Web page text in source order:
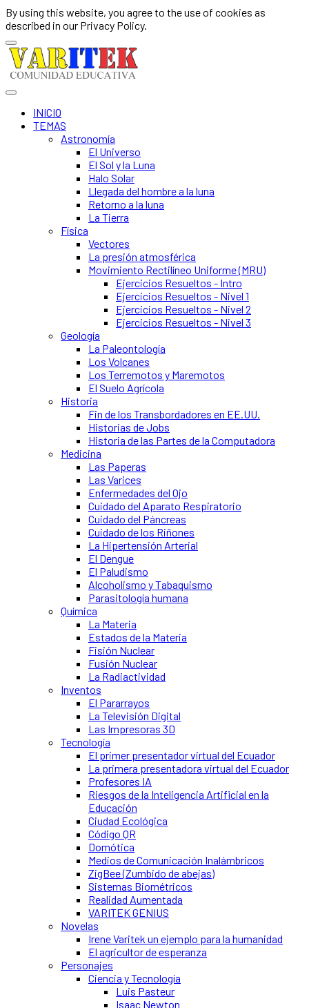
By using this website, you agree to the use of cookies as
described in our Privacy Policy.
INICIO
TEMAS
Astronomía
El Universo
El Sol y la Luna
Halo Solar
Llegada del hombre a la luna
Retorno a la luna
La Tierra
Física
Vectores
La presión atmosférica
Movimiento Rectilíneo Uniforme (MRU)
Ejercicios Resueltos - Intro
Ejercicios Resueltos - Nivel 1
Ejercicios Resueltos - Nivel 2
Ejercicios Resueltos - Nivel 3
Geología
La Paleontología
Los Volcanes
Los Terremotos y Maremotos
El Suelo Agrícola
Historia
Fin de los Transbordadores en EE.UU.
Historias de Jobs
Historia de las Partes de la Computadora
Medicina
Las Paperas
Las Varices
Enfermedades del Ojo
Cuidado del Aparato Respiratorio
Cuidado del Páncreas
Cuidado de los Riñones
La Hipertensión Arterial
El Dengue
El Paludismo
Alcoholismo y Tabaquismo
Parasitología humana
Química
La Materia
Estados de la Materia
Fisión Nuclear
Fusión Nuclear
La Radiactividad
Inventos
El Pararrayos
La Televisión Digital
Las Impresoras 3D
Tecnología
El primer presentador virtual del Ecuador
La primera presentadora virtual del Ecuador
Profesores IA
Riesgos de la Inteligencia Artificial en la
Educación
Ciudad Ecológica
Código QR
Domótica
Medios de Comunicación Inalámbricos
ZigBee (Zumbido de abejas)
Sistemas Biométricos
Realidad Aumentada
VARITEK GENIUS
Novelas
Irene Varitek un ejemplo para la humanidad
El agricultor de esperanza
Personajes
Ciencia y Tecnología
Luis Pasteur
Isaac Newton